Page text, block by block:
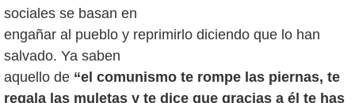
sociales se basan en
engañar al pueblo y reprimirlo diciendo que lo han
salvado. Ya saben
aquello de “el comunismo te rompe las piernas, te
regala las muletas y te dice que gracias a él te has